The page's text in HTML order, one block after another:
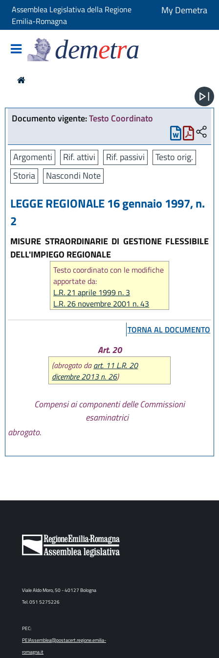
Assemblea Legislativa della Regione
Emilia-Romagna
My Demetra
demetra
Documento vigente:Testo Coordinato
Argomenti Rif. attivi Rif. passivi
Testo orig.
Storia
Nascondi Note
LEGGE REGIONALE 16 gennaio 1997, n.
2
MISURE STRAORDINARIE DI GESTIONE FLESSIBILE
DELL'IMPIEGO REGIONALE
Testo coordinato con le modifiche
apportate da:
L.R. 21 aprile 1999 n. 3
L.R. 26 novembre 2001 n. 43
L.R. 20 dicembre 2013 n. 26
L.R. 16 luglio 2015 n. 10
TORNA AL DOCUMENTO
Art. 20
(abrogato daart. 11 L.R. 20
dicembre 2013 n. 26)
Compensi ai componenti delle Commissioni
esaminatrici
abrogato.
Viale Aldo Moro, 50 - 40127 Bologna
Tel. 051 5275226
PEC:
PEIAssemblea@postacert.regione.emilia-
romagna.it